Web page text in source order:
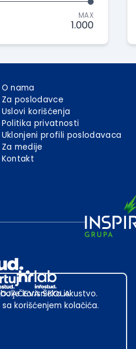
MAX
1.000
O nama
Za poslodavce
Uslovi korišćenja
Politika privatnosti
Uklonjeni profili poslodavaca
Za medije
Kontakt
korisničko iskustvo.
korišćenjem kolačića.